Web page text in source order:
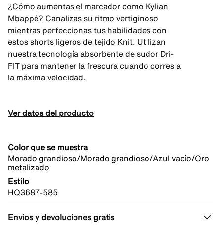
¿Cómo aumentas el marcador como Kylian
Mbappé? Canalizas su ritmo vertiginoso
mientras perfeccionas tus habilidades con
estos shorts ligeros de tejido Knit. Utilizan
nuestra tecnología absorbente de sudor Dri-
FIT para mantener la frescura cuando corres a
la máxima velocidad.
Ver datos del producto
Color que se muestra
Morado grandioso/Morado grandioso/Azul vacío/Oro
metalizado
Estilo
HQ3687-585
Envíos y devoluciones gratis